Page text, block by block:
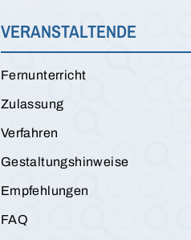
VERANSTALTENDE
Fernunterricht
Zulassung
Verfahren
Gestaltungshinweise
Empfehlungen
FAQ